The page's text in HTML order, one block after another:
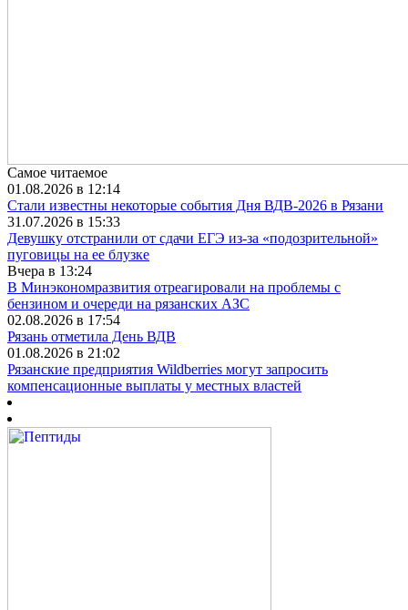
Самое читаемое
01.08.2026 в 12:14
Стали известны некоторые события Дня ВДВ-2026 в Рязани
31.07.2026 в 15:33
Девушку отстранили от сдачи ЕГЭ из-за «подозрительной»
пуговицы на ее блузке
Вчера в 13:24
В Минэкономразвития отреагировали на проблемы с
бензином и очереди на рязанских АЗС
02.08.2026 в 17:54
Рязань отметила День ВДВ
01.08.2026 в 21:02
Рязанские предприятия Wildberries могут запросить
компенсационные выплаты у местных властей